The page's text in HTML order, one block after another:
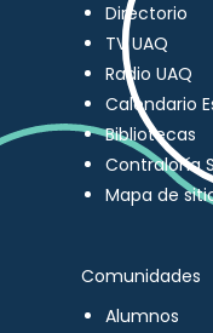
Directorio
TV UAQ
Radio UAQ
Calendario
Bibliotecas
Contraloría
Mapa de
Comunidades
Alumnos